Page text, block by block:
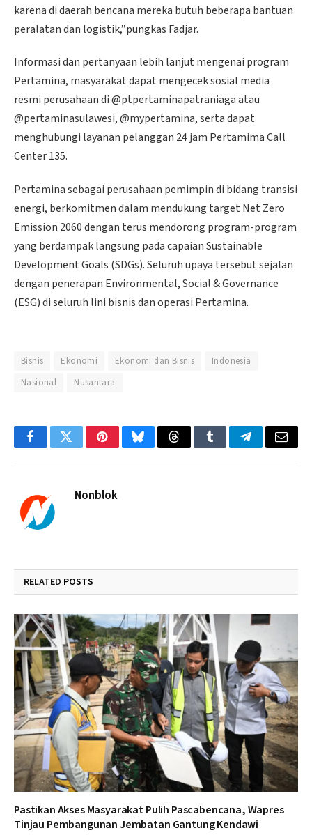
karena di daerah bencana mereka butuh beberapa bantuan
peralatan dan logistik,”pungkas Fadjar.
Informasi dan pertanyaan lebih lanjut mengenai program
Pertamina, masyarakat dapat mengecek sosial media
resmi perusahaan di @ptpertaminapatraniaga atau
@pertaminasulawesi, @mypertamina, serta dapat
menghubungi layanan pelanggan 24 jam Pertamima Call
Center 135.
Pertamina sebagai perusahaan pemimpin di bidang transisi
energi, berkomitmen dalam mendukung target Net Zero
Emission 2060 dengan terus mendorong program-program
yang berdampak langsung pada capaian Sustainable
Development Goals (SDGs). Seluruh upaya tersebut sejalan
dengan penerapan Environmental, Social & Governance
(ESG) di seluruh lini bisnis dan operasi Pertamina.
Bisnis Ekonomi Ekonomi dan Bisnis
Indonesia
Nasional
Nusantara
FacebookTwitterPinterestBlueskyThreadsTumblrTelegramEmail
Nonblok
RELATED POSTS
Pastikan Akses Masyarakat Pulih Pascabencana, Wapres
Tinjau Pembangunan Jembatan Gantung Kendawi